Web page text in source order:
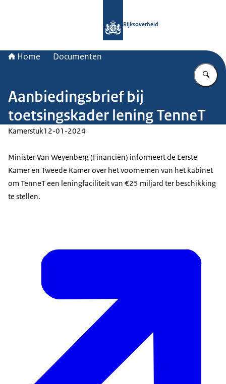
Rijksoverheid
Home Documenten
Aanbiedingsbrief bij
toetsingskader lening TenneT
Kamerstuk12-01-2024
Minister Van Weyenberg (Financiën) informeert de Eerste
Kamer en Tweede Kamer over het voornemen van het kabinet
om TenneT een leningfaciliteit van €25 miljard ter beschikking
te stellen.